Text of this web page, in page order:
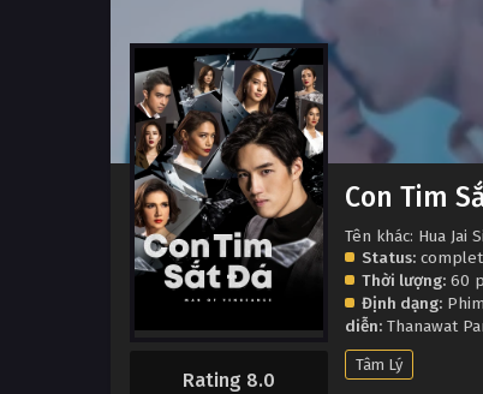
Rating 8.0
Con Tim
Tên khác: Hua Jai
Status:
Thời lượng: 60
Định dạng:
diễn: Thanawat
Tâm Lý